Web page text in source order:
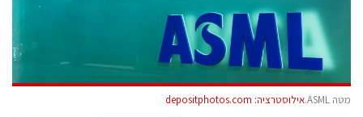
מטה ASML. אילוסטרציה: depositphotos.com